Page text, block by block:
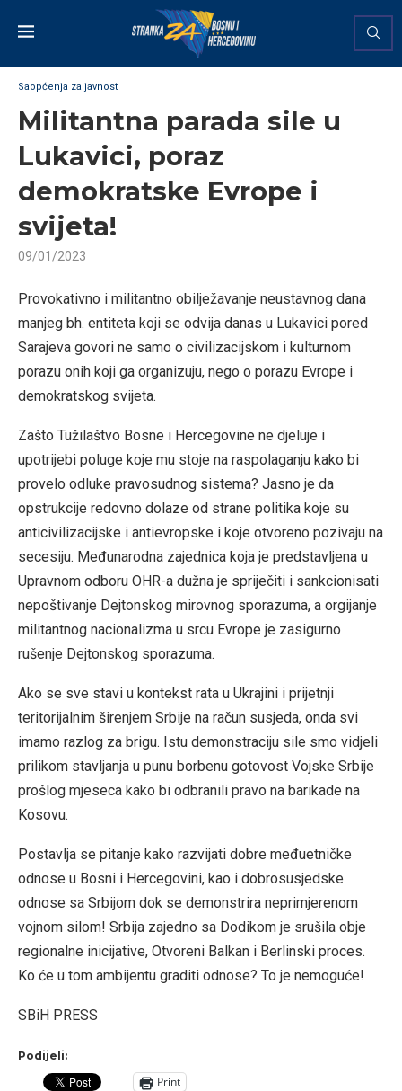
Saopćenja za javnost
Militantna parada sile u
Lukavici, poraz
demokratske Evrope i
svijeta!
09/01/2023
Provokativno i militantno obilježavanje neustavnog dana
manjeg bh. entiteta koji se odvija danas u Lukavici pored
Sarajeva govori ne samo o civilizacijskom i kulturnom
porazu onih koji ga organizuju, nego o porazu Evrope i
demokratskog svijeta.
Zašto Tužilaštvo Bosne i Hercegovine ne djeluje i
upotrijebi poluge koje mu stoje na raspolaganju kako bi
provelo odluke pravosudnog sistema? Jasno je da
opstrukcije redovno dolaze od strane politika koje su
anticivilizacijske i antievropske i koje otvoreno pozivaju na
secesiju. Međunarodna zajednica koja je predstavljena u
Upravnom odboru OHR-a dužna je spriječiti i sankcionisati
nepoštivanje Dejtonskog mirovnog sporazuma, a orgijanje
militantnog nacionalizma u srcu Evrope je zasigurno
rušenje Dejtonskog sporazuma.
Ako se sve stavi u kontekst rata u Ukrajini i prijetnji
teritorijalnim širenjem Srbije na račun susjeda, onda svi
imamo razlog za brigu. Istu demonstraciju sile smo vidjeli
prilikom stavljanja u punu borbenu gotovost Vojske Srbije
prošlog mjeseca kako bi odbranili pravo na barikade na
Kosovu.
Postavlja se pitanje kako razvijati dobre međuetničke
odnose u Bosni i Hercegovini, kao i dobrosusjedske
odnose sa Srbijom dok se demonstrira neprimjerenom
vojnom silom! Srbija zajedno sa Dodikom je srušila obje
regionalne inicijative, Otvoreni Balkan i Berlinski proces.
Ko će u tom ambijentu graditi odnose? To je nemoguće!
SBiH PRESS
Podijeli:
Print